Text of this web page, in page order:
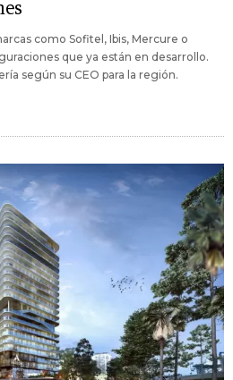
como Sofitel, Ibis, Mercure o
que ya están en desarrollo.
según su CEO para la región.